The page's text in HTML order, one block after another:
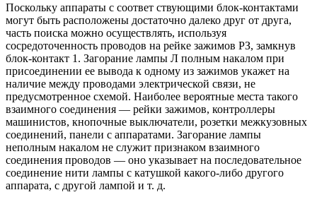
Поскольку аппараты с соответ ствующими блок-контактами
могут быть расположены достаточно далеко друг от друга,
часть поиска можно осуществлять, используя
сосредоточенность проводов на рейке зажимов РЗ, замкнув
блок-контакт 1. Загорание лампы Л полным накалом при
присоединении ее вывода к одному из зажимов укажет на
наличие между проводами электрической связи, не
предусмотренное схемой. Наиболее вероятные места такого
взаимного соединения — рейки зажимов, контроллеры
машинистов, кнопочные выключатели, розетки межкузовных
соединений, панели с аппаратами. Загорание лампы
неполным накалом не служит признаком взаимного
соединения проводов — оно указывает на последовательное
соединение нити лампы с катушкой какого-либо другого
аппарата, с другой лампой и т. д.